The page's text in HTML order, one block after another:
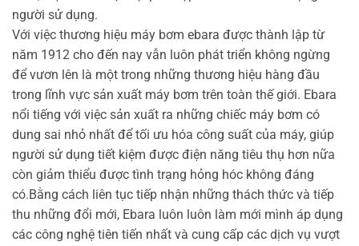
người sử dụng.
Với việc thương hiệu máy bơm ebara được thành lập từ
năm 1912 cho đến nay vẫn luôn phát triển không ngừng
để vươn lên là một trong những thương hiệu hàng đầu
trong lĩnh vực sản xuất máy bơm trên toàn thế giới. Ebara
nổi tiếng với việc sản xuất ra những chiếc máy bơm có
dung sai nhỏ nhất để tối ưu hóa công suất của máy, giúp
người sử dụng tiết kiệm được điện năng tiêu thụ hơn nữa
còn giảm thiểu được tình trạng hỏng hóc không đáng
có.Bằng cách liên tục tiếp nhận những thách thức và tiếp
thu những đổi mới, Ebara luôn luôn làm mới mình áp dụng
các công nghệ tiên tiến nhất và cung cấp các dịch vụ vượt